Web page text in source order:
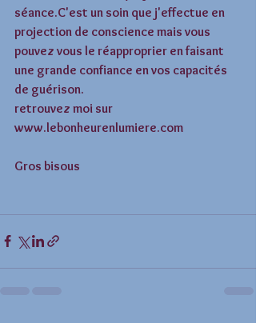
séance.C'est un soin que j'effectue en
projection de conscience mais vous
pouvez vous le réapproprier en faisant
une grande confiance en vos capacités
de guérison.
retrouvez moi sur
www.lebonheurenlumiere.com
Gros bisous